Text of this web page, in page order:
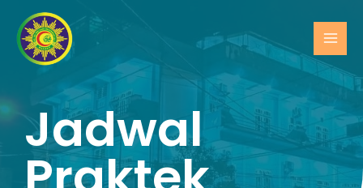
Jadwal